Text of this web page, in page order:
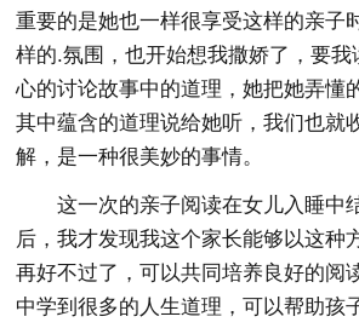
重要的是她也一样很享受这样的亲子
样的.氛围，也开始想我撒娇了，要
心的讨论故事中的道理，她把她弄懂
其中蕴含的道理说给她听，我们也就
解，是一种很美妙的事情。
这一次的亲子阅读在女儿入睡中
后，我才发现我这个家长能够以这种
再好不过了，可以共同培养良好的阅
中学到很多的人生道理，可以帮助孩